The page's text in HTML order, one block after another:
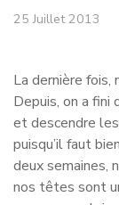
25 Juillet 2013
La dernière fois,
Depuis, on a
et descendre les
puisqu’il faut
deux semaines,
nos têtes sont